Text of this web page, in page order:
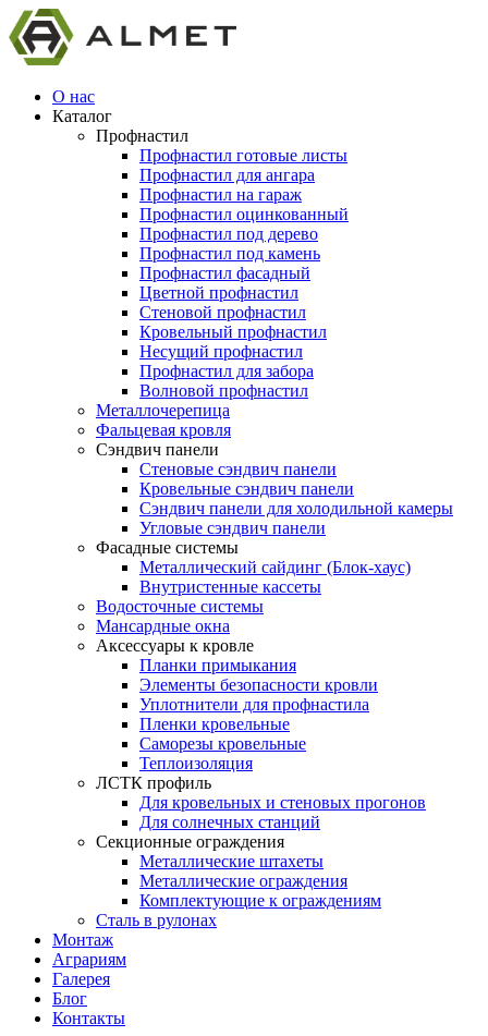
О нас
Каталог
Профнастил
Профнастил готовые листы
Профнастил для ангара
Профнастил на гараж
Профнастил оцинкованный
Профнастил под дерево
Профнастил под камень
Профнастил фасадный
Цветной профнастил
Стеновой профнастил
Кровельный профнастил
Несущий профнастил
Профнастил для забора
Волновой профнастил
Металлочерепица
Фальцевая кровля
Сэндвич панели
Стеновые сэндвич панели
Кровельные сэндвич панели
Сэндвич панели для холодильной камеры
Угловые сэндвич панели
Фасадные системы
Металлический сайдинг (Блок-хаус)
Внутристенные кассеты
Водосточные системы
Мансардные окна
Аксессуары к кровле
Планки примыкания
Элементы безопасности кровли
Уплотнители для профнастила
Пленки кровельные
Саморезы кровельные
Теплоизоляция
ЛСТК профиль
Для кровельных и стеновых прогонов
Для солнечных станций
Секционные ограждения
Металлические штахеты
Металлические ограждения
Комплектующие к ограждениям
Сталь в рулонах
Монтаж
Аграриям
Галерея
Блог
Контакты